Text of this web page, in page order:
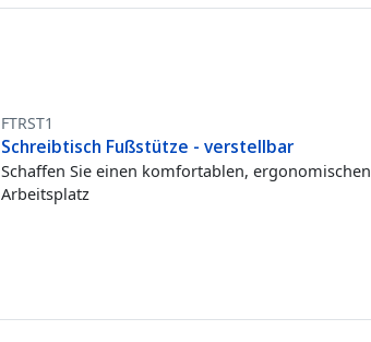
FTRST1
Schreibtisch Fußstütze - verstellbar
Schaffen Sie einen komfortablen, ergonomischen
Arbeitsplatz